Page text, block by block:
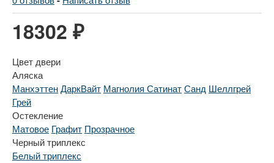
18302 ₽
Цвет двери
Аляска
МанхэттенДаркВайт Магнолия СатинатСанд Шеллгрей
Грей
Остекление
Матовое Графит Прозрачное
Черный триплекс
Белый триплекс